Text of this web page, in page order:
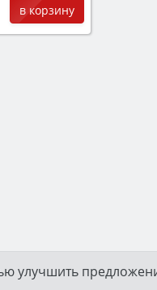
в корзину
улучшить